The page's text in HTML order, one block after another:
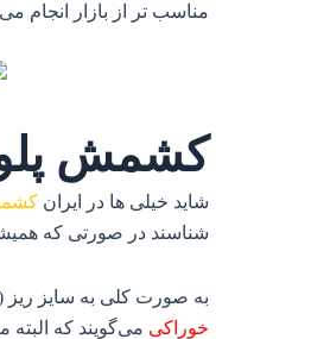
مناسب تر از بازار انجام
کشمش
شاید خیلی‌ ها در ایران
شناسند در صورتی که
به صورت کلی به سایز ریز (بین ۷ الان ۹
خوراکی می‌گویند که